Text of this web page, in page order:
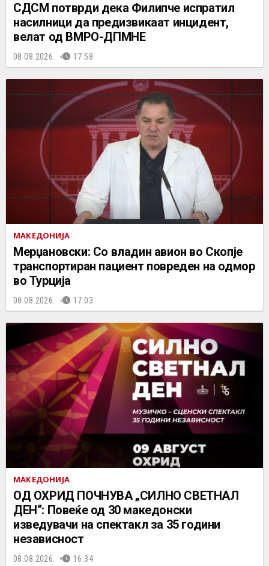
СДСМ потврди дека Филипче испратил
насилници да предизвикаат инцидент,
велат од ВМРО-ДПМНЕ
08.08.2026. 17:58
МАКЕДОНИЈА
Мерџановски: Со владин авион во Скопје
транспортиран пациент повреден на одмор
во Турција
08.08.2026. 17:03
МАКЕДОНИЈА
ОД ОХРИД ПОЧНУВА „СИЛНО СВЕТНАЛ
ДЕН“: Повеќе од 30 македонски
изведувачи на спектакл за 35 години
независност
08.08.2026. 16:34